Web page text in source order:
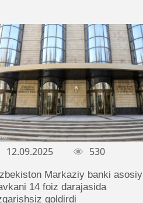
12.09.2025 530
Markaziy banki asosiy
14 foiz darajasida
qoldirdi